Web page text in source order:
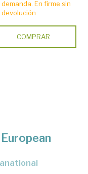
demanda. En firme sin
devolución
COMPRAR